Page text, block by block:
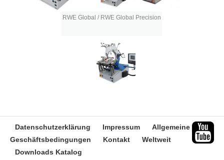
RWE Global / RWE Global Precision
Datenschutzerklärung Impressum
Allgemeine
Geschäftsbedingungen
Kontakt
Weltweit
Downloads Katalog